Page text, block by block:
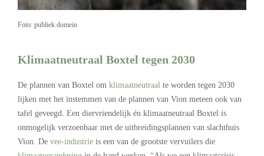
Foto: publiek domein
Klimaatneutraal Boxtel tegen 2030
De plannen van Boxtel om klimaatneutraal te worden tegen 2030
lijken met het instemmen van de plannen van Vion meteen ook van
tafel geveegd. Een diervriendelijk én klimaatneutraal Boxtel is
onmogelijk verzoenbaar met de uitbreidingsplannen van slachthuis
Vion. De vee-industrie is een van de grootste vervuilers die